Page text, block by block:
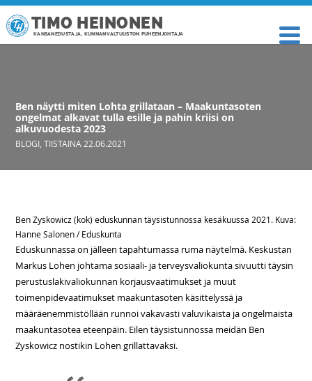
TIMO HEINONEN
KANSANEDUSTAJA, KUNNANVALTUUSTON PUHEENJOHTAJA
Ben näytti miten Lohta grillataan – Maakuntasoten
ongelmat alkavat tulla esille ja pahin kriisi on
alkuvuodesta 2023
BLOGI ,TIISTAINA 22.06.2021
Ben Zyskowicz (kok) eduskunnan täysistunnossa kesäkuussa 2021. Kuva:
Hanne Salonen / Eduskunta
Eduskunnassa on jälleen tapahtumassa ruma näytelmä. Keskustan
Markus Lohen johtama sosiaali- ja terveysvaliokunta sivuutti täysin
perustuslakivaliokunnan korjausvaatimukset ja muut
toimenpidevaatimukset maakuntasoten käsittelyssä ja
määräenemmistöllään runnoi vakavasti valuvikaista ja ongelmaista
maakuntasotea eteenpäin. Eilen täysistunnossa meidän Ben
Zyskowicz nostikin Lohen grillattavaksi.